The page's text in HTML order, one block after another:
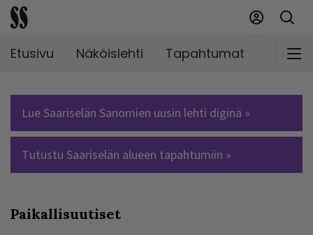
Etusivu Näköislehti Tapahtumat
Lue Saariselän Sanomien uusin lehti diginä »
Tutustu Saariselän alueen tapahtumiin »
Paikallisuutiset